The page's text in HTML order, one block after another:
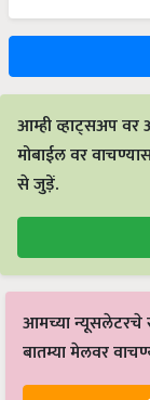
आम्ही व्हाट्सअप वर
मोबाईल वर
से जुड़ें.
आमच्या न्यूसलेटरचे
बातम्या मेलवर